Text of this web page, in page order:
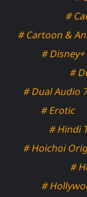
#
# Cartoon &
# Disney+
#
# Dual Audio
# Erotic
# Hindi
# Hoichoi
#
#